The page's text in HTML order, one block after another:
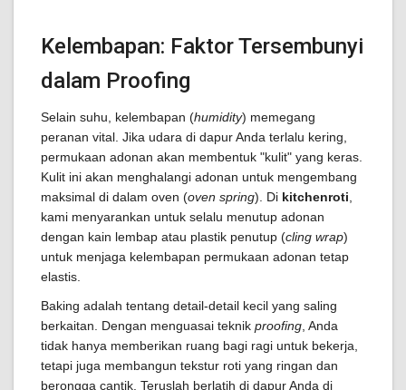
Kelembapan: Faktor Tersembunyi
dalam Proofing
Selain suhu, kelembapan (humidity) memegang
peranan vital. Jika udara di dapur Anda terlalu kering,
permukaan adonan akan membentuk "kulit" yang keras.
Kulit ini akan menghalangi adonan untuk mengembang
maksimal di dalam oven (oven spring). Di kitchenroti
kami menyarankan untuk selalu menutup adonan
dengan kain lembap atau plastik penutup (cling wrap)
untuk menjaga kelembapan permukaan adonan tetap
elastis.
Baking adalah tentang detail-detail kecil yang saling
berkaitan. Dengan menguasai teknik proofing , Anda
tidak hanya memberikan ruang bagi ragi untuk bekerja,
tetapi juga membangun tekstur roti yang ringan dan
berongga cantik. Teruslah berlatih di dapur Anda di